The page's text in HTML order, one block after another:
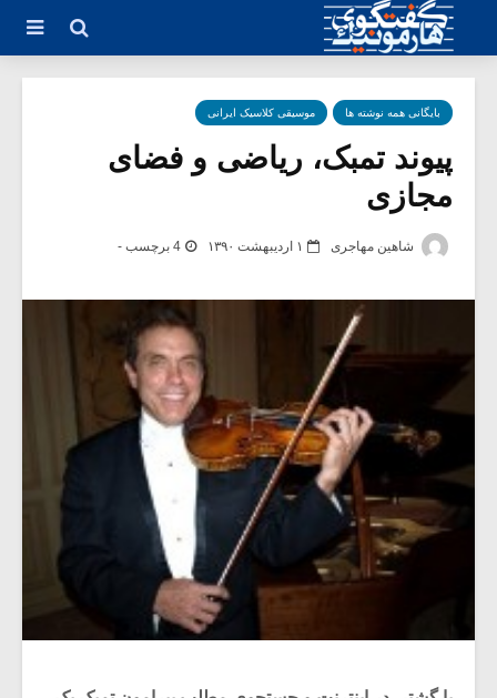
بایگانی همه نوشته ها موسیقی کلاسیک ایرانی
پیوند تمبک، ریاضی و فضای
مجازی
شاهین مهاجری ۱ اردیبهشت ۱۳۹۰ 4 برچسب -